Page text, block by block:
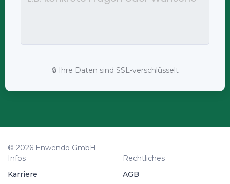
🔒 Ihre Daten sind SSL-verschlüsselt
© 2026 Enwendo GmbH
Infos
Karriere
Rechtliches
AGB